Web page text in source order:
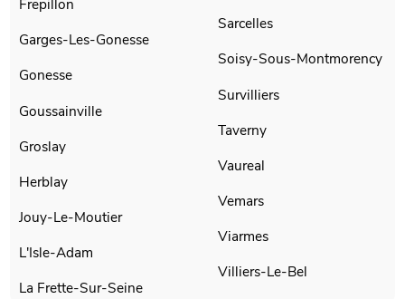
Frepillon
Garges-Les-Gonesse
Gonesse
Goussainville
Groslay
Herblay
Jouy-Le-Moutier
L'Isle-Adam
La Frette-Sur-Seine
Sarcelles
Soisy-Sous-Montmorency
Survilliers
Taverny
Vaureal
Vemars
Viarmes
Villiers-Le-Bel